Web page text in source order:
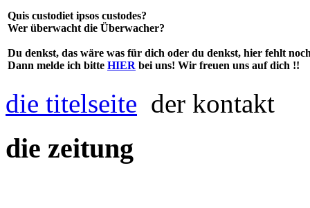
Quis custodiet ipsos custodes?
Wer überwacht die Überwacher?
Du denkst, das wäre was für dich oder du denkst, hier fehlt
Dann melde ich bitte HIER bei uns! Wir freuen uns auf dich !!
die titelseite der kontakt
die zeitung